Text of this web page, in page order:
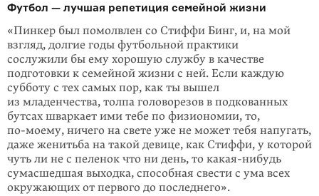
Футбол — лучшая репетиция семейной жизни
«Пинкер был помолвлен со Стиффи Бинг, и, на мой
взгляд, долгие годы фут­больной практики
сослужили бы ему хорошую службу в качестве
подготовки к семейной жизни с ней. Если каждую
субботу с тех самых пор, как ты вышел
из младенчества, толпа головорезов в подкованных
бутсах шваркает ими тебе по физиономии, то,
по-моему, ничего на свете уже не может тебя напугать,
даже женитьба на такой девице, как Стиффи, у которой
чуть ли не с пеленок что ни день, то какая-нибудь
сумасшедшая выходка, способная свести с ума всех
окружающих от первого до последнего».